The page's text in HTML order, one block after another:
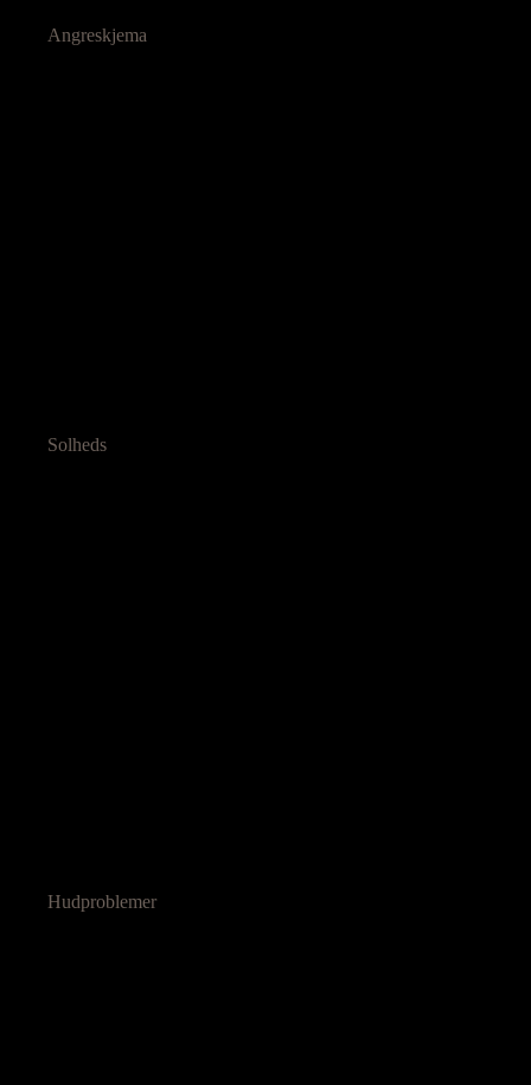
Angreskjema
Solheds
Hudproblemer